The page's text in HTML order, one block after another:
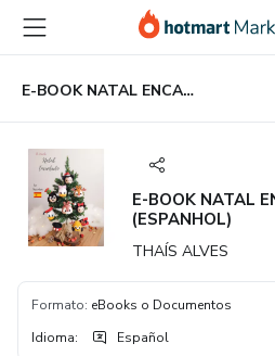
principal
página
de
página
E-BOOK NATAL ENCANTADO VOL.1 (ESPANHOL)
E-BOOK NATAL
(ESPANHOL)
THAÍS ALVES
Formato: eBooks o Documentos
Idioma: Español